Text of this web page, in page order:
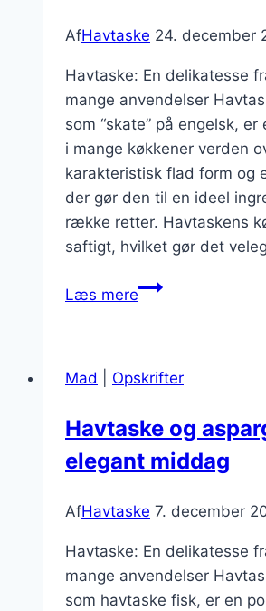
AfHavtaske 24. december
Havtaske: En delikatesse
mange anvendelser
som “skate” på engelsk,
i mange køkkener verden
karakteristisk flad form og
der gør den til en ideel
række retter. Havtaskens
saftigt, hvilket gør det
Læs mereHavtaske
grillen
Mad Opskrifter
Havtaske og
elegant middag
AfHavtaske 7. december
Havtaske: En delikatesse
mange anvendelser
som havtaske fisk, er en